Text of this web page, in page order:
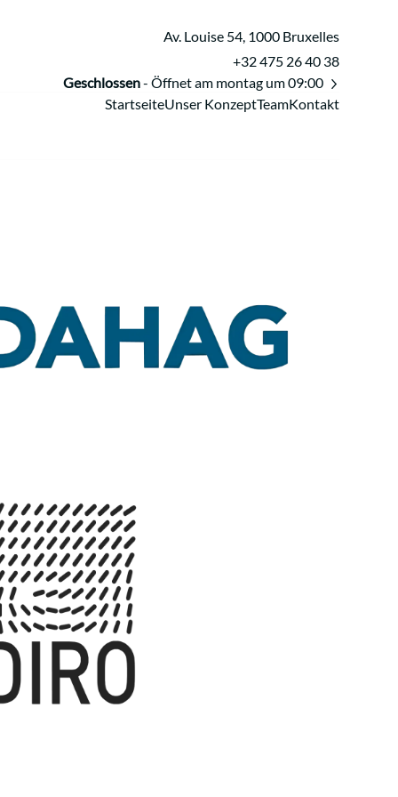
Av. Louise 54, 1000 Bruxelles
+32 475 26 40 38
Geschlossen- Öffnet am montag um 09:00
StartseiteUnser KonzeptTeamKontakt